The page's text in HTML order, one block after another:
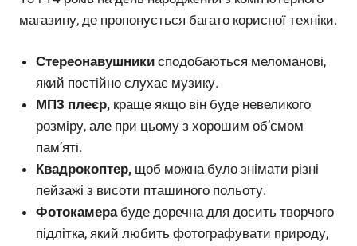
магазину, де пропонується багато корисної техніки.
Стереонавушники сподобаються меломанові,
який постійно слухає музику.
МП3 плеєр, краще якщо він буде невеликого
розміру, але при цьому з хорошим об’ємом
пам’яті.
Квадрокоптер, щоб можна було знімати різні
пейзажі з висоти пташиного польоту.
Фотокамерабуде доречна для досить творчого
підлітка, який любить фотографувати природу,